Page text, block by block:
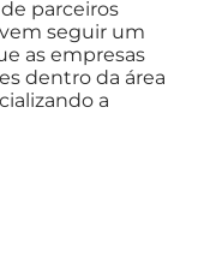
parceiros
seguir um
as empresas
dentro da área
a